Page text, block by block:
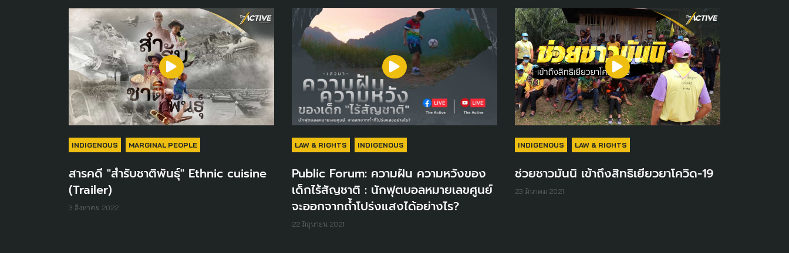
INDIGENOUS MARGINAL PEOPLE
สารคดี "สำรับชาติพันธุ์" Ethnic cuisine
(Trailer)
3 สิงหาคม 2022
LAW & RIGHTS INDIGENOUS
Public Forum: ความฝัน ความหวังของ
เด็กไร้สัญชาติ : นักฟุตบอลหมายเลขศูนย์
จะออกจากถ้ำโปร่งแสงได้อย่างไร?
22 มิถุนายน 2021
INDIGENOUS LAW & RIGHTS
ช่วยชาวมันนิ เข้าถึงสิทธิเยียวยาโควิด-19
23 มีนาคม 2021